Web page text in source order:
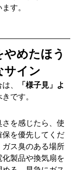
す。
めたほう
サイン
、
「様子見」よ
です。
を感じたら、使
を優先してくだ
ガス臭のある場所
製品や換気扇を